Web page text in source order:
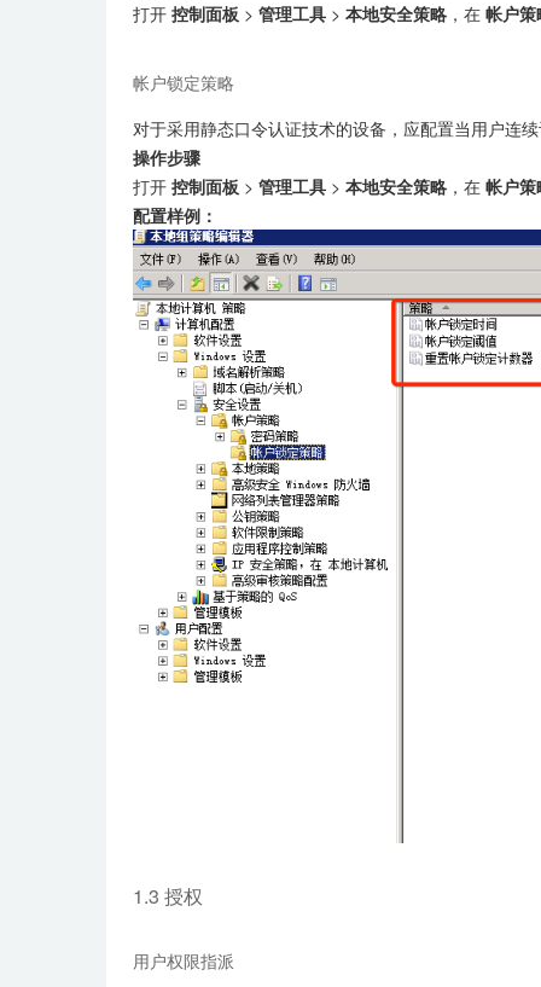
打开 控制面板 > 管理工具 > 本地安全策略 ，在 帐户策
帐户锁定策略
对于采用静态口令认证技术的设备，应配置当用户连
操作步骤
打开 控制面板 > 管理工具 > 本地安全策略 ，在 帐户策
配置样例：
1.3 授权
用户权限指派